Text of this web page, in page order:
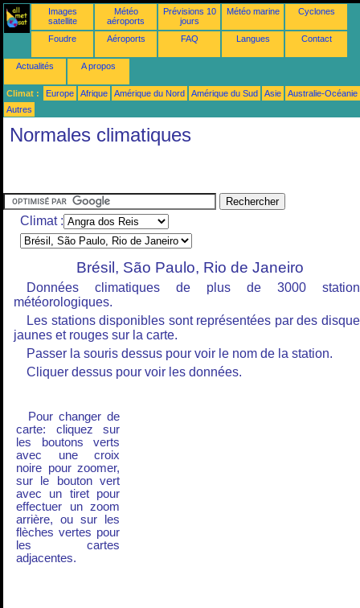
Images
satellite
Météo
aéroports
Prévisions 10
jours
Météo marine Cyclones
Foudre Aéroports FAQ Langues Contact
Actualités A propos
Climat : Europe Afrique Amérique du Nord Amérique du Sud Asie
Australie-Océanie
Autres
Normales climatiques
Climat :
Brésil, São Paulo, Rio de Janeiro
Données climatiques de plus de 3000
météorologiques.
Les stations disponibles sont représentées par des
jaunes et rouges sur la carte.
Passer la souris dessus pour voir le nom de la station.
Cliquer dessus pour voir les données.
Pour changer de
carte: cliquez sur
les boutons verts
avec une croix
noire pour zoomer,
sur le bouton vert
avec un tiret pour
effectuer un zoom
arrière, ou sur les
flèches vertes pour
les cartes
adjacentes.